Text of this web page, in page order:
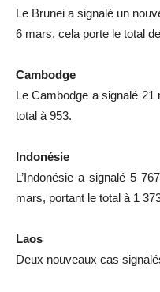
Le Brunei a signalé un
6 mars, cela porte le total
Cambodge
Le Cambodge a signalé
total à 953.
Indonésie
L’Indonésie a signalé 5
mars, portant le total à 1
Laos
Deux nouveaux cas